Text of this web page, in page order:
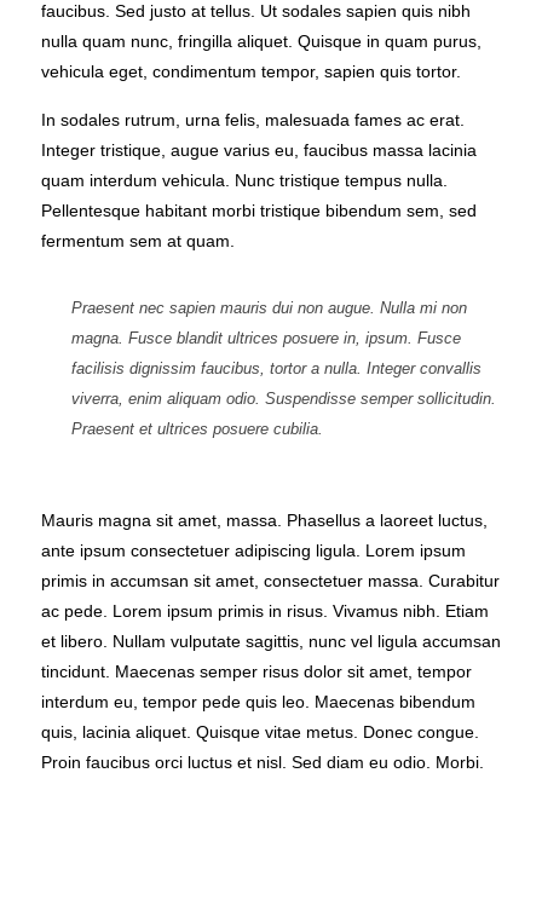
faucibus. Sed justo at tellus. Ut sodales sapien quis nibh
nulla quam nunc, fringilla aliquet. Quisque in quam purus,
vehicula eget, condimentum tempor, sapien quis tortor.
In sodales rutrum, urna felis, malesuada fames ac erat.
Integer tristique, augue varius eu, faucibus massa lacinia
quam interdum vehicula. Nunc tristique tempus nulla.
Pellentesque habitant morbi tristique bibendum sem, sed
fermentum sem at quam.
Praesent nec sapien mauris dui non augue. Nulla mi non
magna. Fusce blandit ultrices posuere in, ipsum. Fusce
facilisis dignissim faucibus, tortor a nulla. Integer convallis
viverra, enim aliquam odio. Suspendisse semper sollicitudin.
Praesent et ultrices posuere cubilia.
Mauris magna sit amet, massa. Phasellus a laoreet luctus,
ante ipsum consectetuer adipiscing ligula. Lorem ipsum
primis in accumsan sit amet, consectetuer massa. Curabitur
ac pede. Lorem ipsum primis in risus. Vivamus nibh. Etiam
et libero. Nullam vulputate sagittis, nunc vel ligula accumsan
tincidunt. Maecenas semper risus dolor sit amet, tempor
interdum eu, tempor pede quis leo. Maecenas bibendum
quis, lacinia aliquet. Quisque vitae metus. Donec congue.
Proin faucibus orci luctus et nisl. Sed diam eu odio. Morbi.